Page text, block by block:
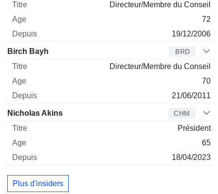
Directeur/Membre du Conseil
72
19/12/2006
Birch Bayh BRD
Directeur/Membre du Conseil
70
21/06/2011
Nicholas Akins CHM
Président
65
18/04/2023
Plus d'insiders